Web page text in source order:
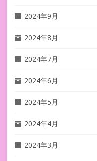
2024年9月
2024年8月
2024年7月
2024年6月
2024年5月
2024年4月
2024年3月